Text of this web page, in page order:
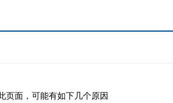
页面，可能有如下几个原因